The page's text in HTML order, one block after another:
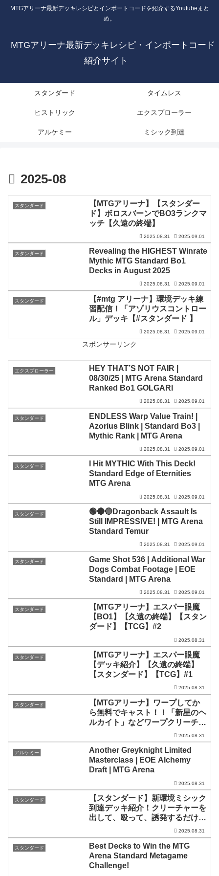
MTGアリーナ最新デッキレシピとインポートコードを紹介するYoutubeまと
め。
MTGアリーナ最新デッキレシピ・インポートコード
紹介サイト
スタンダード タイムレス
ヒストリック エクスプローラー
アルケミー ミシック到達
2025-08
スタンダード
【MTGアリーナ】【スタンダー
ド】ボロスバーンでBO3ランクマ
ッチ【久遠の終端】
2025.08.31 2025.09.01
スタンダード
Revealing the HIGHEST Winrate
Mythic MTG Standard Bo1
Decks in August 2025
2025.08.31 2025.09.01
スタンダード
【#mtg アリーナ】環境デッキ練
習配信！「アゾリウスコントロー
ル」デッキ【#スタンダード 】
2025.08.31 2025.09.01
スポンサーリンク
エクスプローラー
HEY THAT’S NOT FAIR |
08/30/25 | MTG Arena Standard
Ranked Bo1 GOLGARI
2025.08.31 2025.09.01
スタンダード
ENDLESS Warp Value Train! |
Azorius Blink | Standard Bo3 |
Mythic Rank | MTG Arena
2025.08.31 2025.09.01
スタンダード
I Hit MYTHIC With This Deck!
Standard Edge of Eternities
MTG Arena
2025.08.31 2025.09.01
スタンダード
🟢🔴🔵Dragonback Assault Is
Still IMPRESSIVE! | MTG Arena
Standard Temur
2025.08.31 2025.09.01
スタンダード
Game Shot 536 | Additional War
Dogs Combat Footage | EOE
Standard | MTG Arena
2025.08.31 2025.09.01
スタンダード
【MTGアリーナ】エスパー眼魔
【BO1】【久遠の終端】【スタン
ダード】【TCG】#2
2025.08.31
スタンダード
【MTGアリーナ】エスパー眼魔
【デッキ紹介】【久遠の終端】
【スタンダード】【TCG】#1
2025.08.31
スタンダード
【MTGアリーナ】ワープしてか
ら無料でキャスト！！「新星のヘ
ルカイト」などワープクリーチャ
ーが0マナで出てくる！「黒こげ
ワープ」｜スタンダード【久遠の
終端】BO1
2025.08.31
アルケミー
Another Greyknight Limited
Masterclass | EOE Alchemy
Draft | MTG Arena
2025.08.31
スタンダード
【スタンダード】新環境ミシック
到達デッキ紹介！クリーチャーを
出して、殴って、誘発するだけ！
2025.08.31
スタンダード
Best Decks to Win the MTG
Arena Standard Metagame
Challenge!